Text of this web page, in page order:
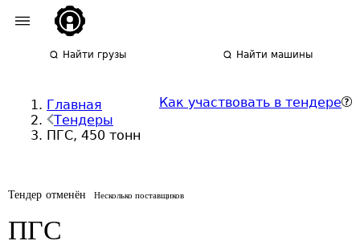
Найти грузы Найти машины
Главная
Тендеры
ПГС, 450 тонн
Как участвовать в тендере
Тендер отменён Несколько поставщиков
ПГС